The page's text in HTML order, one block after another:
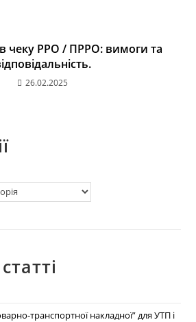
чеку РРО / ПРРО: вимоги та
26.02.2025
транспортної накладної” для УТП і